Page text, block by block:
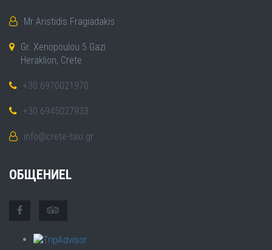
Mr Aristidis Fragiadakis
Gr. Xenopoulou 5 Gazi
Heraklion, Crete
+30 6970021970
+30 6945027933
info@crete-taxi.gr
ОБЩЕНИЕL